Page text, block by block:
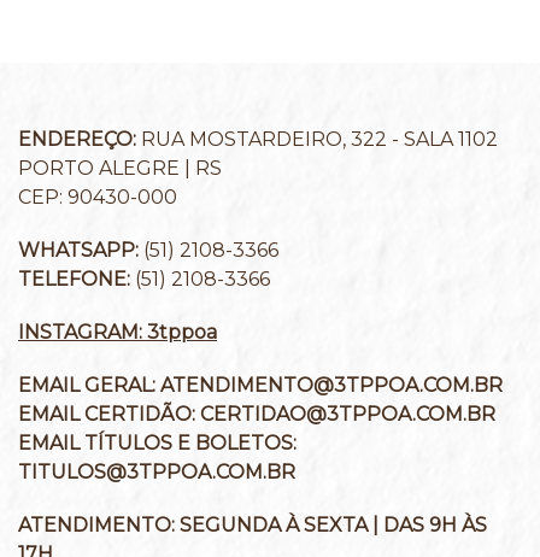
ENDEREÇO: RUA MOSTARDEIRO, 322 - SALA 1102
PORTO ALEGRE | RS
CEP: 90430-000
WHATSAPP: (51) 2108-3366
TELEFONE: (51) 2108-3366
INSTAGRAM: 3tppoa
EMAIL GERAL: ATENDIMENTO@3TPPOA.COM.BR
EMAIL CERTIDÃO: CERTIDAO@3TPPOA.COM.BR
EMAIL TÍTULOS E BOLETOS:
TITULOS@3TPPOA.COM.BR
ATENDIMENTO: SEGUNDA À SEXTA | DAS 9H ÀS